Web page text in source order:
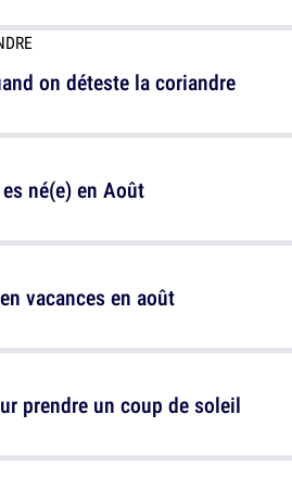
né(e) en Août
prendre un coup de soleil
on déteste la coriandre
vacances en août